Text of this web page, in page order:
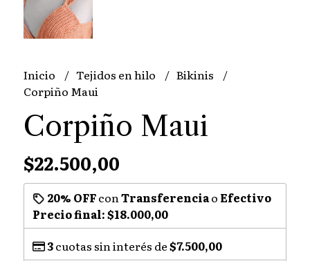
Inicio Tejidos en hilo
Bikinis
Corpiño Maui
Corpiño Maui
$22.500,00
20% OFFcon Transferenciao Efectivo
Precio final:$18.000,00
3cuotas sin interés de$7.500,00